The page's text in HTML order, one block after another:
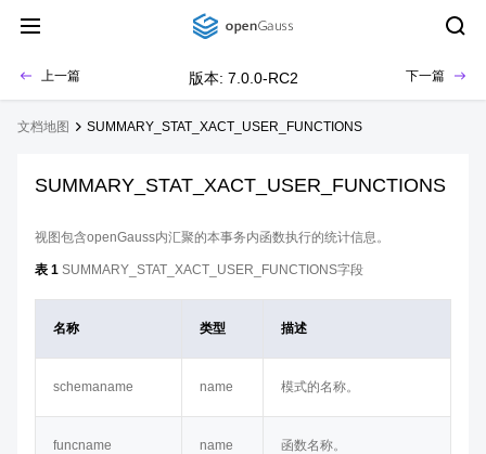
上一篇 版本: 7.0.0-RC2 下一篇
文档地图 SUMMARY_STAT_XACT_USER_FUNCTIONS
SUMMARY_STAT_XACT_USER_FUNCTIONS
视图包含openGauss内汇聚的本事务内函数执行的统计信息。
表 1 SUMMARY_STAT_XACT_USER_FUNCTIONS字段
名称 类型 描述
schemaname name 模式的名称。
funcname name 函数名称。